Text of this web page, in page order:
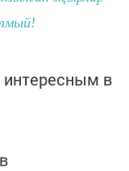
в